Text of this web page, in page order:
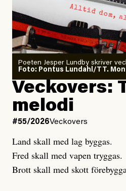
#54/2026
Publicerad6 August, 2026
Uppdaterad6 August, 2026
minska
Joel Kellgren
Publicerad3 August, 2026
Uppdaterad3 August, 2026
Poeten Jesper Lundby skriver
Foto: Pontus Lundahl/TT.
Veckovers:
melodi
#55/2026Veckovers
Land skall med lag byggas.
Fred skall med vapen tryggas.
Brott skall med skott